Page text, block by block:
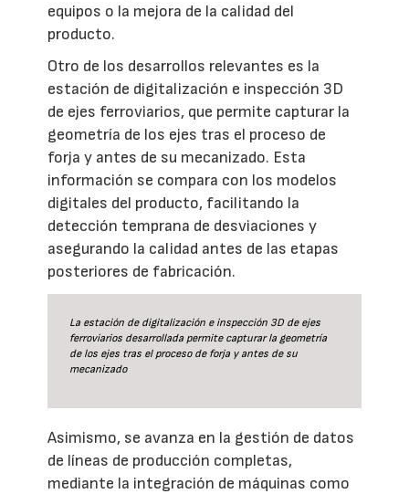
equipos o la mejora de la calidad del
producto.
Otro de los desarrollos relevantes es la
estación de digitalización e inspección 3D
de ejes ferroviarios, que permite capturar la
geometría de los ejes tras el proceso de
forja y antes de su mecanizado. Esta
información se compara con los modelos
digitales del producto, facilitando la
detección temprana de desviaciones y
asegurando la calidad antes de las etapas
posteriores de fabricación.
La estación de digitalización e inspección 3D de ejes
ferroviarios desarrollada permite capturar la geometría
de los ejes tras el proceso de forja y antes de su
mecanizado
Asimismo, se avanza en la gestión de datos
de líneas de producción completas,
mediante la integración de máquinas como